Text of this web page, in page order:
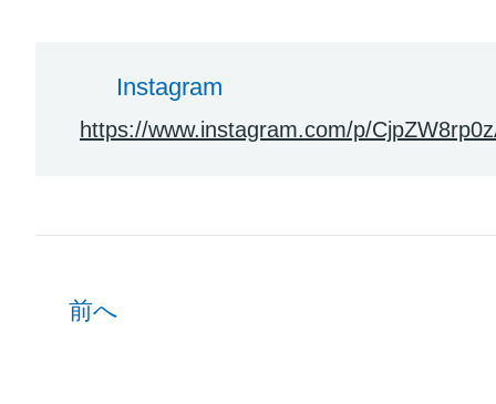
Instagram
https://www.instagram.com/p/
前へ